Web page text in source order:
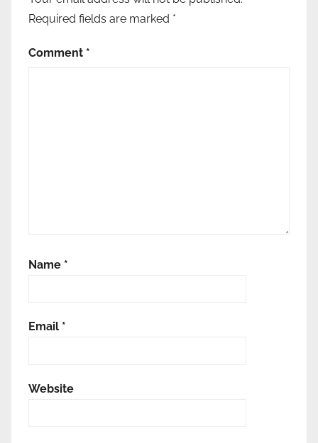
Required fields are marked *
Comment *
Name *
Email *
Website